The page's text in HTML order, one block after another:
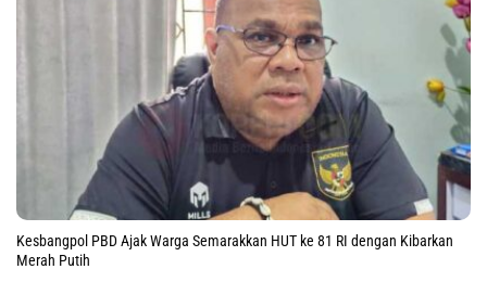
Kesbangpol PBD Ajak Warga Semarakkan HUT ke 81 RI dengan Kibarkan
Merah Putih